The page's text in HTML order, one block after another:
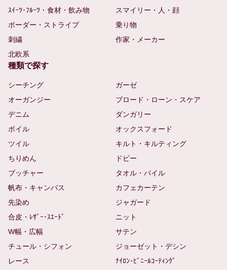
ｽｲｰﾂ･ﾌﾙｰﾂ・食材・飲み物
スマイリー・人・顔
ボーダー・ストライプ
乗り物
刺繍
作家・メーカー
北欧系
種類で探す
シーチング
ガーゼ
オーガンジー
ブロード・ローン・スケア
デニム
ダンガリー
ボイル
オックスフォード
ツイル
キルト・キルティング
ちりめん
ドビー
ブッチャー
タオル・パイル
帆布・キャンバス
カフェカーテン
先染め
ジャガード
合皮・ﾚｻﾞｰ･ｽｴｰﾄﾞ
ニット
W幅・広幅
サテン
チュール・シフォン
ジョーゼット・デシン
レース
ﾅｲﾛﾝ･ﾋﾞﾆｰﾙｺｰﾃｨﾝｸﾞ